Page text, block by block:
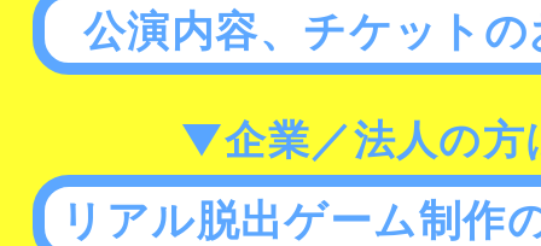
公演内容、チケット
▼企業／法人の方
リアル脱出ゲーム制作